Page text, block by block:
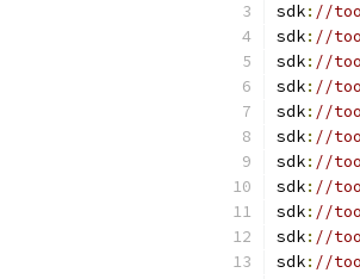
sdk: //
sdk: //
sdk: //
sdk: //
sdk: //
sdk: //
sdk: //
sdk: //
sdk: //
sdk: //
sdk: //